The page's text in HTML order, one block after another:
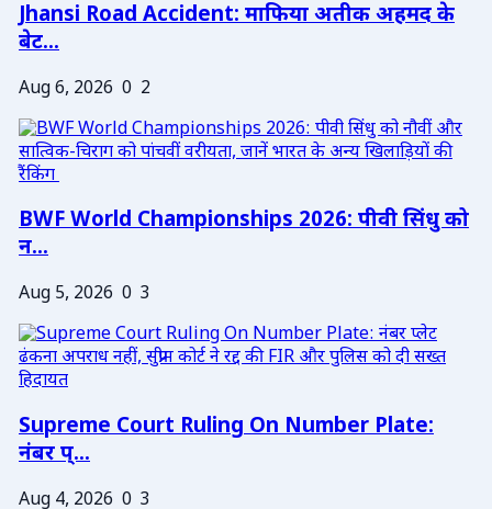
Jhansi Road Accident: माफिया अतीक अहमद के
बेट...
Aug 6, 2026 0 2
BWF World Championships 2026: पीवी सिंधु को
न...
Aug 5, 2026 0 3
Supreme Court Ruling On Number Plate:
नंबर प्...
Aug 4, 2026 0 3